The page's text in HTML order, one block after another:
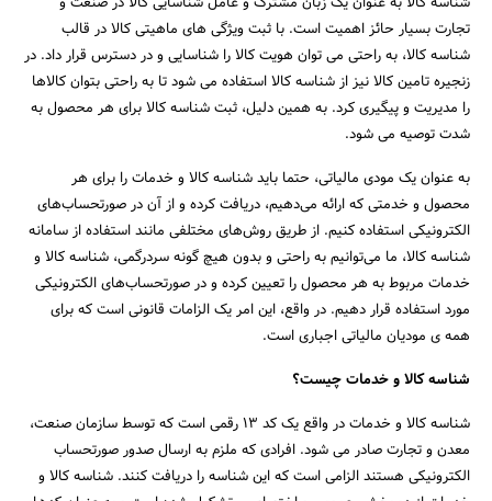
جستجو
تجارت بسیار حائز اهمیت است. با ثبت ویژگی های ماهیتی کالا در قالب
شناسه کالا، به راحتی می توان هویت کالا را شناسایی و در دسترس قرار داد. در
زنجیره تامین کالا نیز از شناسه کالا استفاده می شود تا به راحتی بتوان کالاها
را مدیریت و پیگیری کرد. به همین دلیل، ثبت شناسه کالا برای هر محصول به
شدت توصیه می شود.
به عنوان یک مودی مالیاتی، حتما باید شناسه کالا و خدمات را برای هر
محصول و خدمتی که ارائه می‌دهیم، دریافت کرده و از آن در صورتحساب‌های
الکترونیکی استفاده کنیم. از طریق روش‌های مختلفی مانند استفاده از سامانه
شناسه کالا، ما می‌توانیم به راحتی و بدون هیچ گونه سردرگمی، شناسه کالا و
خدمات مربوط به هر محصول را تعیین کرده و در صورتحساب‌های الکترونیکی
مورد استفاده قرار دهیم. در واقع، این امر یک الزامات قانونی است که برای
همه ی مودیان مالیاتی اجباری است.
شناسه کالا و خدمات چیست؟
شناسه کالا و خدمات در واقع یک کد 13 رقمی است که توسط سازمان صنعت،
معدن و تجارت صادر می شود. افرادی که ملزم به ارسال صدور صورتحساب
الکترونیکی هستند الزامی است که این شناسه را دریافت کنند. شناسه کالا و